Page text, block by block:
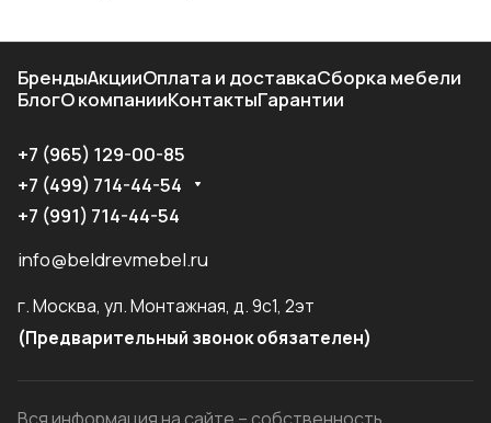
БрендыАкцииОплата и доставкаСборка мебели
БлогО компанииКонтактыГарантии
+7 (965) 129-00-85
+7 (499) 714-44-54
+7 (991) 714-44-54
info@beldrevmebel.ru
г. Москва, ул. Монтажная, д. 9с1, 2эт
(Предварительный звонок обязателен)